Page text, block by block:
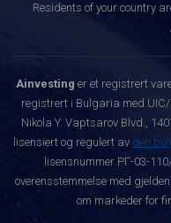
Residents of your country
Ainvesting er et registrert
registrert i Bulgaria med
Nikola Y. Vaptsarov Blvd.,
lisensiert og regulert av den
lisensnummer РГ-03-
overensstemmelse med
om markeder for